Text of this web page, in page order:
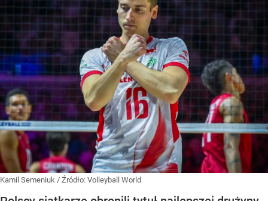
Kamil Semeniuk / Źródło: Volleyball World